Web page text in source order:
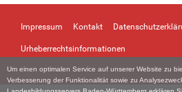
Um einen optimalen Service auf unserer Website zu
Verbesserung der Funktionalität sowie zu
Impressum Kontakt
Urheberrechtsinformationen